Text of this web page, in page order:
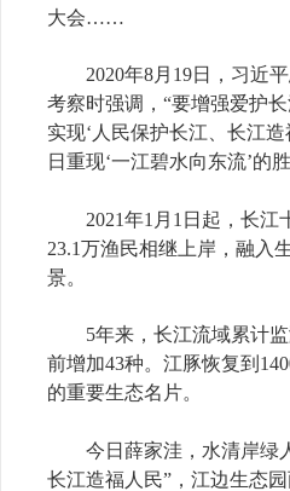
大会……
2020年8月19日，习近平
考察时强调，“要增强爱护
实现‘人民保护长江、长江
日重现‘一江碧水向东流’的
2021年1月1日起，长江
23.1万渔民相继上岸，融入
景。
5年来，长江流域累计监
前增加43种。江豚恢复到
的重要生态名片。
今日薛家洼，水清岸绿人
长江造福人民”，江边生态